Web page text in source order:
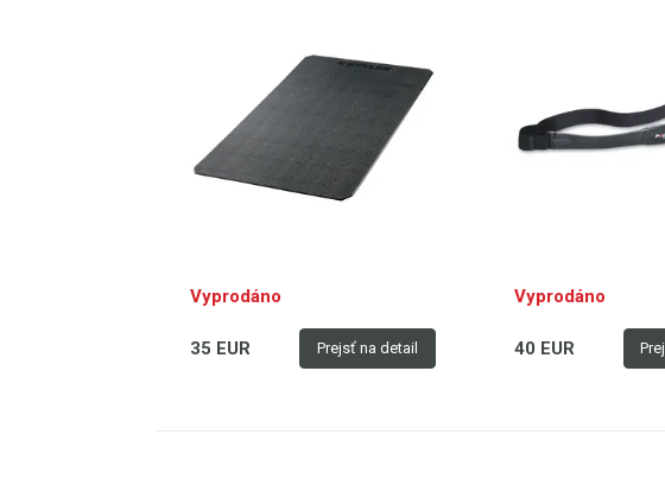
Vyprodáno
35 EUR Prejsť na detail
Vyprodáno
40 EUR